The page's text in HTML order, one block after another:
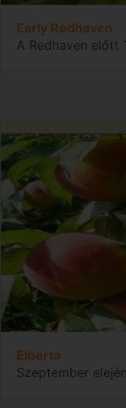
Early Redhaven
A Redhaven előtt
Elberta
Szeptember